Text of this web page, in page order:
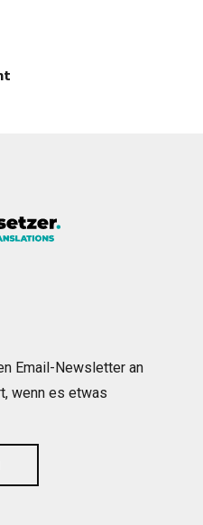
Email-News­let­ter an
wenn es etwas